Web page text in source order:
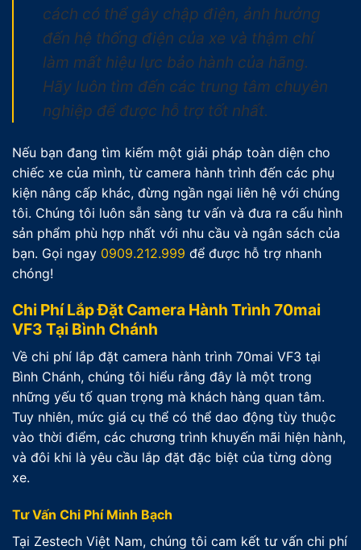
cách có thể gây chập điện, ảnh hưởng
đến hệ thống điện của xe và thậm chí
làm mất hiệu lực bảo hành của hãng.
Hãy luôn tìm đến các trung tâm chuyên
nghiệp để được hỗ trợ tốt nhất.
Nếu bạn đang tìm kiếm một giải pháp toàn diện cho
chiếc xe của mình, từ camera hành trình đến các phụ
kiện nâng cấp khác, đừng ngần ngại liên hệ với chúng
tôi. Chúng tôi luôn sẵn sàng tư vấn và đưa ra cấu hình
sản phẩm phù hợp nhất với nhu cầu và ngân sách của
bạn. Gọi ngay 0909.212.999 để được hỗ trợ nhanh
chóng!
Chi Phí Lắp Đặt Camera Hành Trình 70mai
VF3 Tại Bình Chánh
Về chi phí lắp đặt camera hành trình 70mai VF3 tại
Bình Chánh, chúng tôi hiểu rằng đây là một trong
những yếu tố quan trọng mà khách hàng quan tâm.
Tuy nhiên, mức giá cụ thể có thể dao động tùy thuộc
vào thời điểm, các chương trình khuyến mãi hiện hành,
và đôi khi là yêu cầu lắp đặt đặc biệt của từng dòng
xe.
Tư Vấn Chi Phí Minh Bạch
Tại Zestech Việt Nam, chúng tôi cam kết tư vấn chi phí